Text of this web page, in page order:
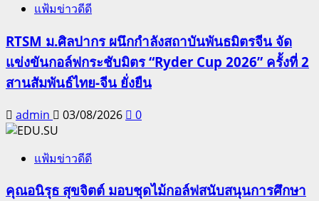
แฟ้มข่าวดีดี
RTSM ม.ศิลปากร ผนึกกำลังสถาบันพันธมิตรจีน จัด
แข่งขันกอล์ฟกระชับมิตร “Ryder Cup 2026” ครั้งที่ 2
สานสัมพันธ์ไทย-จีน ยั่งยืน
admin 03/08/2026 0
แฟ้มข่าวดีดี
คุณอนิรุธ สุขจิตต์ มอบชุดไม้กอล์ฟสนับสนุนการศึกษา